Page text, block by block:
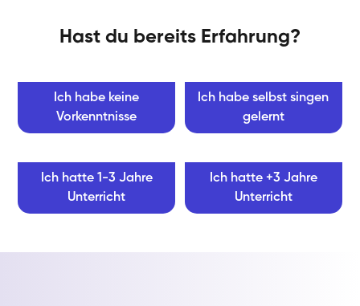
Hast du bereits Erfahrung?
Ich habe keine
Vorkenntnisse
Ich habe selbst singen
gelernt
Ich hatte 1-3 Jahre
Unterricht
Ich hatte +3 Jahre
Unterricht